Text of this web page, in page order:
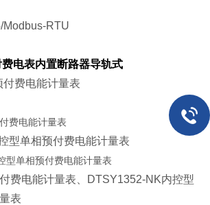
Modbus-RTU
电表内置断路器导轨式
费电能计量表
型单相预付费电能计量表
费电能计量表、DTSY1352-NK内控型
表